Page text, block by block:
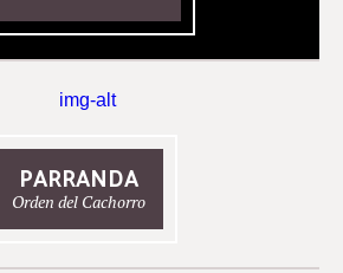
PARRANDA
Orden del Cachorro